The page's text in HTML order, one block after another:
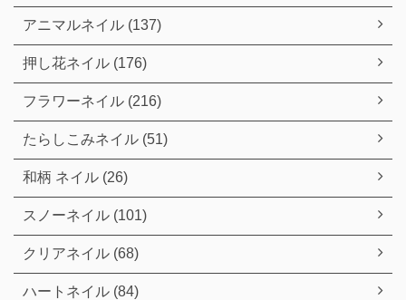
アニマルネイル (137)
押し花ネイル (176)
フラワーネイル (216)
たらしこみネイル (51)
和柄 ネイル (26)
スノーネイル (101)
クリアネイル (68)
ハートネイル (84)